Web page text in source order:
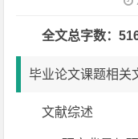
全文总字数：
毕业论文课题相关
文献综述